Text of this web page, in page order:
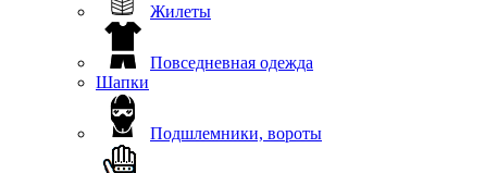
Жилеты
Повседневная одежда
Шапки
Подшлемники, вороты